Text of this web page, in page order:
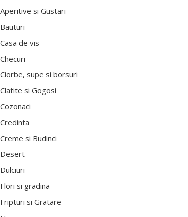
Aperitive si Gustari
Bauturi
Casa de vis
Checuri
Ciorbe, supe si borsuri
Clatite si Gogosi
Cozonaci
Credinta
Creme si Budinci
Desert
Dulciuri
Flori si gradina
Fripturi si Gratare